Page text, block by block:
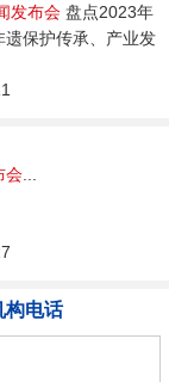
发布会 盘点2023年
保护传承、产业发
会
构电话